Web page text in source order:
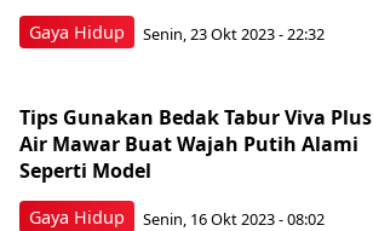
Gaya Hidup Senin, 23 Okt 2023 - 22:32
Gaya Hidup
Tips Gunakan Bedak Tabur Viva Plus
Air Mawar Buat Wajah Putih Alami
Seperti Model
Senin, 16 Okt 2023 - 08:02